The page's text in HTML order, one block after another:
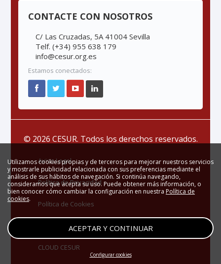
CONTACTE CON NOSOTROS
C/ Las Cruzadas, 5A 41004 Sevilla
Telf. (+34) 955 638 179
info@cesur.org.es
Estamos conectados:
© 2026 CESUR. Todos los derechos reservados.
Aviso Legal
Política de Privacidad
Política de Cookies
Zona Privada
CLOUD CESUR
Utilizamos cookies propias y de terceros para mejorar nuestros servicios
y mostrarle publicidad relacionada con sus preferencias mediante el
análisis de sus hábitos de navegación. Si continúa navegando,
consideramos que acepta su uso. Puede obtener más información, o
bien conocer cómo cambiar la configuración en nuestra Política de
cookies.
ACEPTAR Y CONTINUAR
Configurar cookies